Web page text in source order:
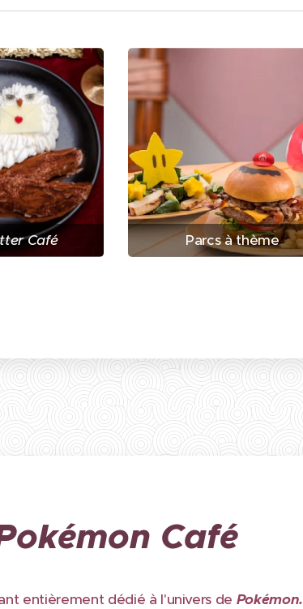
Café Parcs à thème
Café
entièrement dédié à l'univers de Pokémon.